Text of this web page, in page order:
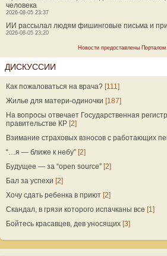
человека
2026-08-05 23:37
ИИ рассылал людям фишинговые письма и
2026-08-05 23:20
Новости предоставлены
ДИСКУССИИ
Как пожаловаться на врача? [111]
Жилье для матери-одиночки [187]
На вопросы отвечает Государственная
правительстве КР [2]
Взимание страховых взносов с работающих
“…я — ближе к небу” [2]
Будущее — за “open source” [2]
Бал за успехи [2]
Хочу сдать ребенка в приют [2]
Скандал, в грязи которого испачканы все [1]
Бойтесь красавцев, дев уносящих [3]